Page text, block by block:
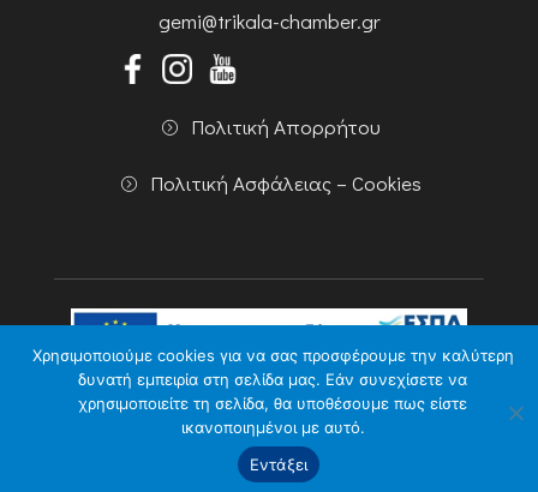
gemi@trikala-chamber.gr
Πολιτική Απορρήτου
Πολιτική Ασφάλειας – Cookies
Χρησιμοποιούμε cookies για να σας προσφέρουμε την καλύτερη
δυνατή εμπειρία στη σελίδα μας. Εάν συνεχίσετε να
χρησιμοποιείτε τη σελίδα, θα υποθέσουμε πως είστε
ικανοποιημένοι με αυτό.
Εντάξει
Copyright 2026 Powered by Knowledge A.E.